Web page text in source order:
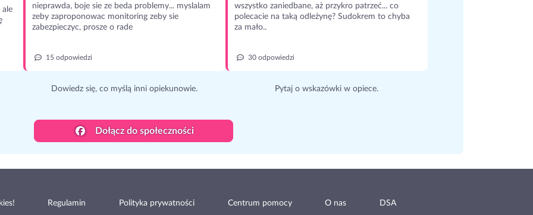
ale
nieprawda, boje sie ze beda problemy... myslalam
zeby zaproponowac monitoring zeby sie
zabezpieczyc, prosze o rade
15 odpowiedzi
Dowiedz się, co myślą inni opiekunowie.
wszystko zaniedbane, aż przykro patrzeć... co
polecacie na taką odleżynę? Sudokrem to chyba
za mało..
30 odpowiedzi
Pytaj o wskazówki w opiece.
Dołącz do społeczności
Regulamin Polityka prywatności Centrum pomocy O nas DSA